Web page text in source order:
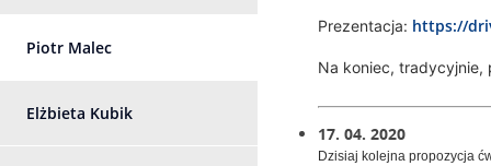
Piotr Malec
Elżbieta Kubik
Prezentacja: https://
Na koniec, tradycyjnie,
17. 04. 2020
Dzisiaj kolejna propozycja